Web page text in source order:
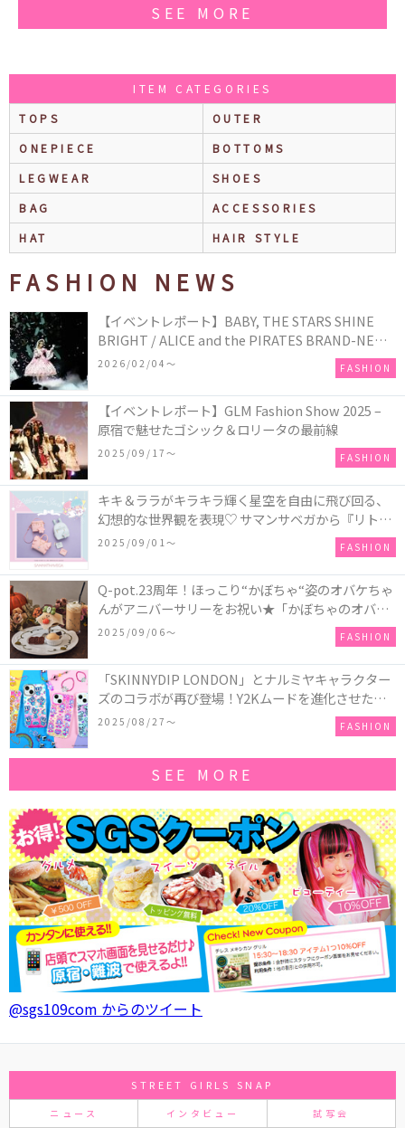
SEE MORE
ITEM CATEGORIES
TOPS
OUTER
ONEPIECE
BOTTOMS
LEGWEAR
SHOES
BAG
ACCESSORIES
HAT
HAIR STYLE
FASHION NEWS
【イベントレポート】BABY, THE STARS SHINE
BRIGHT / ALICE and the PIRATES BRAND-NEW
COLLECTION in TOKYO
2026/02/04〜 FASHION
【イベントレポート】GLM Fashion Show 2025 –
原宿で魅せたゴシック＆ロリータの最前線
2025/09/17〜 FASHION
キキ＆ララがキラキラ輝く星空を自由に飛び回る、
幻想的な世界観を表現♡ サマンサベガから『リトル
ツインスターズ』50周年アニバーサリーイヤー』を
2025/09/01〜 FASHION
Q-pot.23周年！ほっこり“かぼちゃ“姿のオバケちゃ
んがアニバーサリーをお祝い★「かぼちゃのオバケ
ーキアクセサリー」が新発売！Q-pot CAFE.では
「かぼちゃのオバケーキプレート」も登場
2025/09/06〜 FASHION
「SKINNYDIP LONDON」とナルミヤキャラクター
ズのコラボが再び登場！Y2Kムードを進化させた新
作コレクションを発売♪
2025/08/27〜 FASHION
SEE MORE
@sgs109com からのツイート
STREET GIRLS SNAP
ニュース インタビュー 試写会